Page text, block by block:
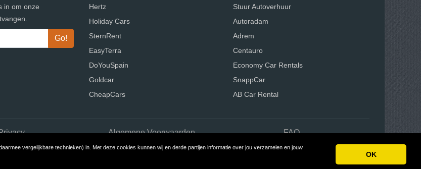
vergelijkbare technieken) in. Met deze cookies kunnen wij en derde partijen informatie over jou verzamelen en jouw
OK
in om onze
Hertz
Holiday Cars
SternRent
EasyTerra
DoYouSpain
Goldcar
CheapCars
Stuur Autoverhuur
Autoradam
Adrem
Centauro
Economy Car Rentals
SnappCar
AB Car Rental
Algemene Voorwaarden FAQ
Vergelijk Autoverhuurders Build review sites with ReviewTycoon